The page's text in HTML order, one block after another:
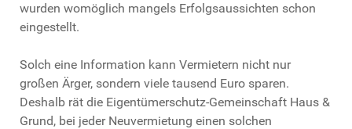
wurden womöglich mangels Erfolgsaussichten schon
eingestellt.
Solch eine Information kann Vermietern nicht nur
großen Ärger, sondern viele tausend Euro sparen.
Deshalb rät die Eigentümerschutz-Gemeinschaft Haus &
Grund, bei jeder Neuvermietung einen solchen